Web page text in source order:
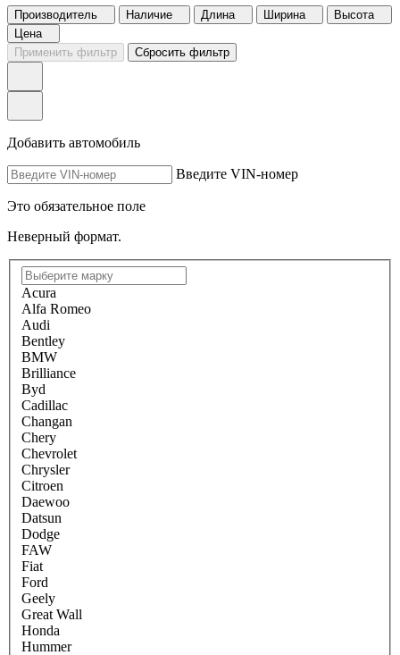
Производитель Наличие Длина Ширина
Высота
Цена
Применить фильтр
Сбросить фильтр
Добавить автомобиль
Введите VIN-номер
Это обязательное поле
Неверный формат.
Acura
Alfa Romeo
Audi
Bentley
BMW
Brilliance
Byd
Cadillac
Changan
Chery
Chevrolet
Chrysler
Citroen
Daewoo
Datsun
Dodge
FAW
Fiat
Ford
Geely
Great Wall
Honda
Hummer